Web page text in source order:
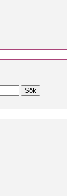
Sök